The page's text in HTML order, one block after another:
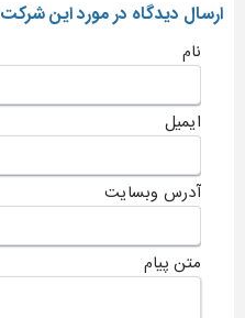
ارسال دیدگاه در مورد این شرکت
نام
ایمیل
آدرس وبسایت
متن پیام